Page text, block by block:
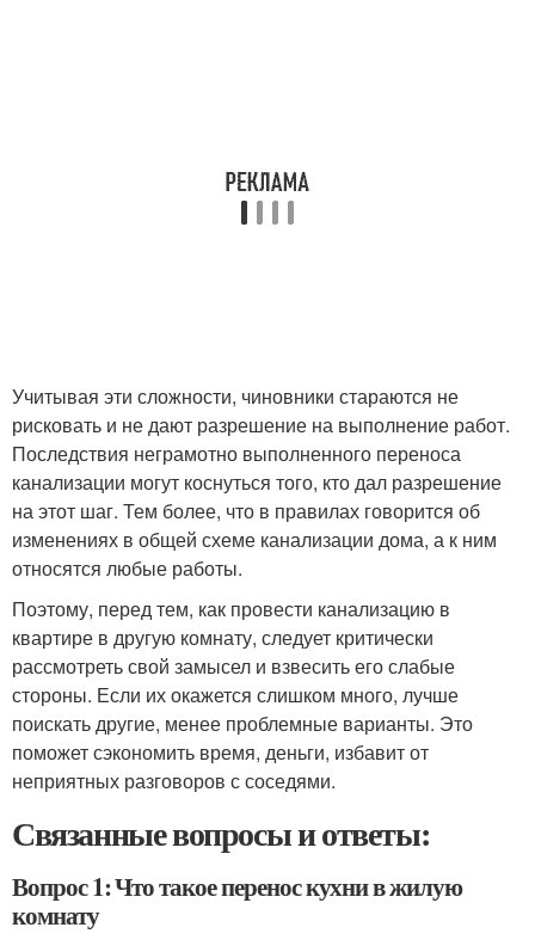
Учитывая эти сложности, чиновники стараются не
рисковать и не дают разрешение на выполнение работ.
Последствия неграмотно выполненного переноса
канализации могут коснуться того, кто дал разрешение
на этот шаг. Тем более, что в правилах говорится об
изменениях в общей схеме канализации дома, а к ним
относятся любые работы.
Поэтому, перед тем, как провести канализацию в
квартире в другую комнату, следует критически
рассмотреть свой замысел и взвесить его слабые
стороны. Если их окажется слишком много, лучше
поискать другие, менее проблемные варианты. Это
поможет сэкономить время, деньги, избавит от
неприятных разговоров с соседями.
Связанные вопросы и ответы:
Вопрос 1: Что такое перенос кухни в жилую
комнату